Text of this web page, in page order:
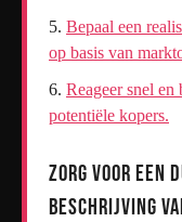
Bepaal een
op basis van
Reageer snel
potentiële kopers.
Zorg voor een
beschrijving